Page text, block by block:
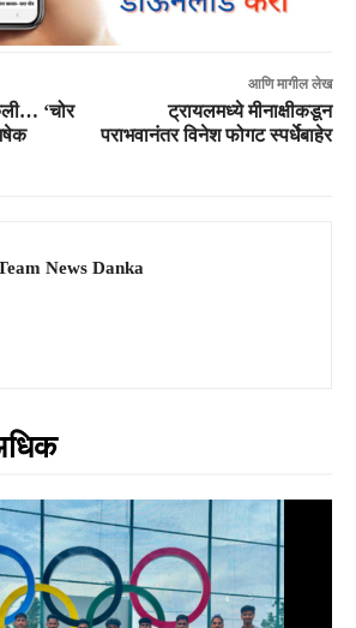
‘चोर
आणि मागील लेख
ट्रायलमध्ये मीनाक्षीकडून
पराभवानंतर विनेश फोगट स्पर्धेबाहेर
News Danka